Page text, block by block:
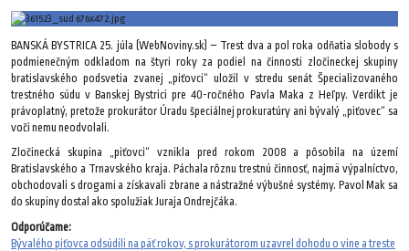
BANSKÁ BYSTRICA 25. júla (WebNoviny.sk) – Trest dva a pol roka odňatia slobody s
podmienečným odkladom na štyri roky za podiel na činnosti zločineckej skupiny
bratislavského podsvetia zvanej „piťovci“ uložil v stredu senát Špecializovaného
trestného súdu v Banskej Bystrici pre 40-ročného Pavla Maka z Heľpy. Verdikt je
právoplatný, pretože prokurátor Úradu špeciálnej prokuratúry ani bývalý „piťovec“ sa
voči nemu neodvolali.
Zločinecká skupina „piťovci“ vznikla pred rokom 2008 a pôsobila na území
Bratislavského a Trnavského kraja. Páchala rôznu trestnú činnosť, najmä výpalníctvo,
obchodovali s drogami a získavali zbrane a nástražné výbušné systémy. Pavol Mak sa
do skupiny dostal ako spolužiak Juraja Ondrejčáka.
Odporúčame:
Bývalého piťovca odsúdili na päť rokov, s prokurátorom uzavrel dohodu o vine a treste